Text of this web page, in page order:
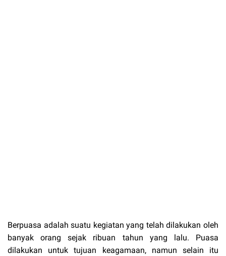
Berpuasa adalah suatu kegiatan yang telah dilakukan oleh
banyak orang sejak ribuan tahun yang lalu. Puasa
dilakukan untuk tujuan keagamaan, namun selain itu